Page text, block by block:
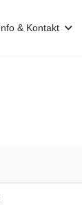
& Kontakt